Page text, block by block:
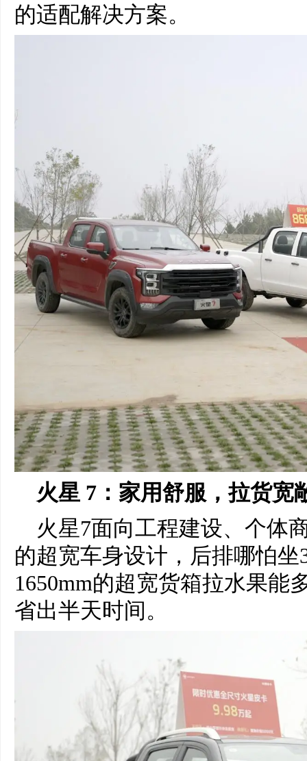
的适配解决方案。
火星 7：家用舒服，拉货宽
火星7面向工程建设、个体
的超宽车身设计，后排哪怕
1650mm的超宽货箱拉水果能
省出半天时间。